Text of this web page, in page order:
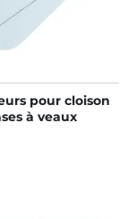
pour cloison
à veaux